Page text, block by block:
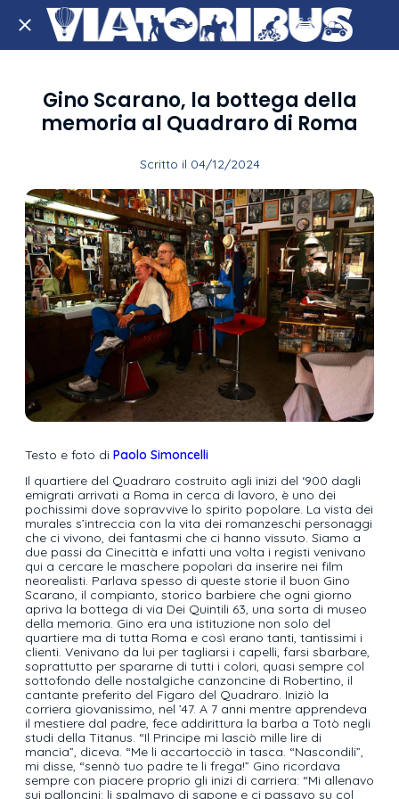
Gino Scarano, la bottega della
memoria al Quadraro di Roma
Scritto il 04/12/2024
Testo e foto di Paolo Simoncelli
Il quartiere del Quadraro costruito agli inizi del ‘900 dagli
emigrati arrivati a Roma in cerca di lavoro, è uno dei
pochissimi dove sopravvive lo spirito popolare. La vista dei
murales s’intreccia con la vita dei romanzeschi personaggi
che ci vivono, dei fantasmi che ci hanno vissuto. Siamo a
due passi da Cinecittà e infatti una volta i registi venivano
qui a cercare le maschere popolari da inserire nei film
neorealisti. Parlava spesso di queste storie il buon Gino
Scarano, il compianto, storico barbiere che ogni giorno
apriva la bottega di via Dei Quintili 63, una sorta di museo
della memoria. Gino era una istituzione non solo del
quartiere ma di tutta Roma e così erano tanti, tantissimi i
clienti. Venivano da lui per tagliarsi i capelli, farsi sbarbare,
soprattutto per spararne di tutti i colori, quasi sempre col
sottofondo delle nostalgiche canzoncine di Robertino, il
cantante preferito del Figaro del Quadraro. Iniziò la
corriera giovanissimo, nel ’47. A 7 anni mentre apprendeva
il mestiere dal padre, fece addirittura la barba a Totò negli
studi della Titanus. “Il Principe mi lasciò mille lire di
mancia”, diceva. “Me li accartocciò in tasca. “Nascondili”,
mi disse, “sennò tuo padre te li frega!” Gino ricordava
sempre con piacere proprio gli inizi di carriera: “Mi allenavo
sui palloncini: li spalmavo di sapone e ci passavo su col